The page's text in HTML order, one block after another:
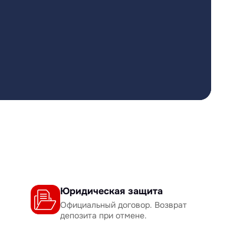
Юридическая защита
Официальный договор. Возврат
депозита при отмене.